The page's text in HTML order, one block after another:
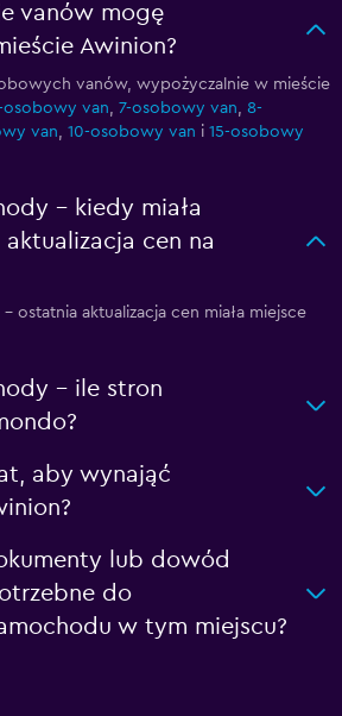
vanów mogę
Awinion?
vanów, wypożyczalnie w mieście
osobowy van, 7-osobowy van, 8-
van, 10-osobowy van i 15-osobowy
– kiedy miała
cen na
ostatnia aktualizacja cen miała miejsce
– ile stron
aby wynająć
lub dowód
do
w tym miejscu?